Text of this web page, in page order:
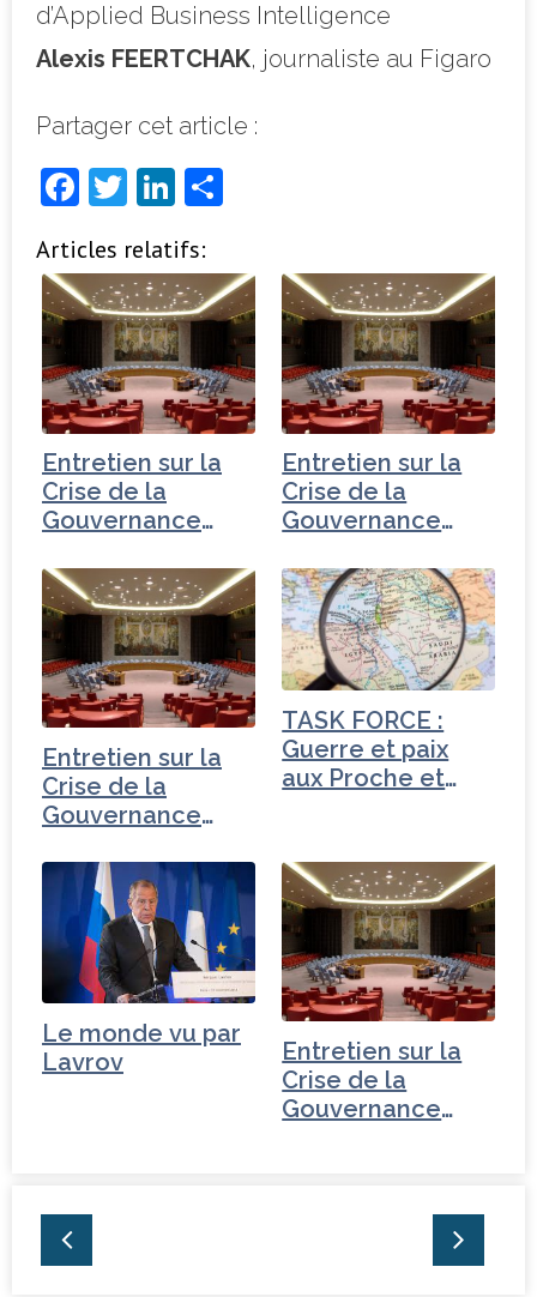
d’Applied Business Intelligence
Alexis FEERTCHAK, journaliste au Figaro
Partager cet article :
F
c
e
b
o
o
k
T
it
t
e
r
Li
k
e
dI
n
ta
g
e
r
Articles relatifs:
Entretien sur la
Crise de la
Gouvernance
Tchéquie
Entretien sur la
Crise de la
Gouvernance
Entretien sur la
Crise de la
Gouvernance
Turquie
TASK FORCE :
Guerre et paix
aux Proche et
Le monde vu par
Lavrov
Entretien sur la
Crise de la
Gouvernance